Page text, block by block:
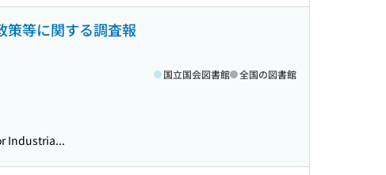
策等に関する調査報
国立国会図書館 全国の図書館
Industria...